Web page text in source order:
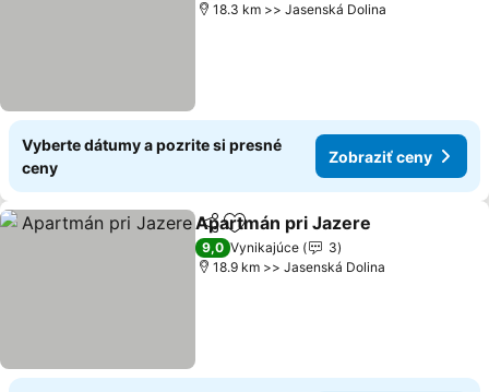
18.3 km >> Jasenská Dolina
Vyberte dátumy a pozrite si presné
ceny
Zobraziť ceny
ZdieľaťPridať do obľúbených
Apartmán pri Jazere
9,0 Vynikajúce
3
18.9 km >> Jasenská Dolina